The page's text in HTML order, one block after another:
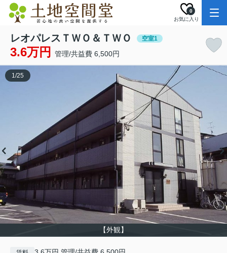
お気に入り
0
レオパレスＴＷＯ＆ＴＷＯ 空室1
3.6万円 管理/共益費 6,500円
【外観】
1/25